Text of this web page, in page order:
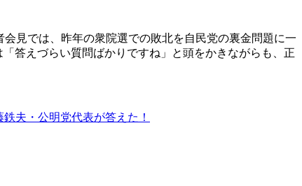
見では、昨年の衆院選での敗北を自民党の裏金問題に一
答えづらい質問ばかりですね」と頭をかきながらも、正
夫・公明党代表が答えた！